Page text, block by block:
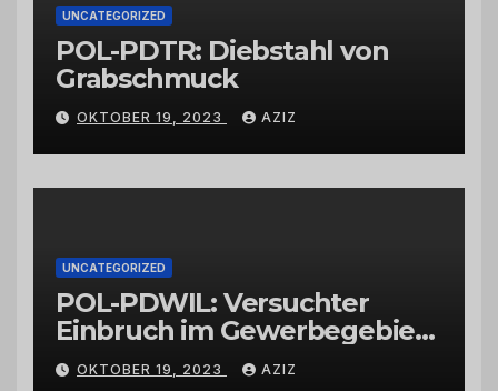
UNCATEGORIZED
POL-PDTR: Diebstahl von
Grabschmuck
OKTOBER 19, 2023 AZIZ
UNCATEGORIZED
POL-PDWIL: Versuchter
Einbruch im Gewerbegebiet
Wittlich
OKTOBER 19, 2023 AZIZ